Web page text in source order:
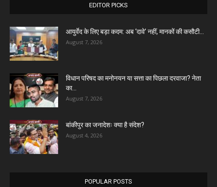
EDITOR PICKS
आयुर्वेद के लिए बड़ा कदम: अब ‘दावे’ नहीं, मानकों की कसौटी...
August 7, 2026
विधान परिषद का मनोनयन या सत्ता का पिछला दरवाजा? नेता
का...
August 7, 2026
बांकीपुर का जनादेशः क्या है संदेश?
August 4, 2026
POPULAR POSTS